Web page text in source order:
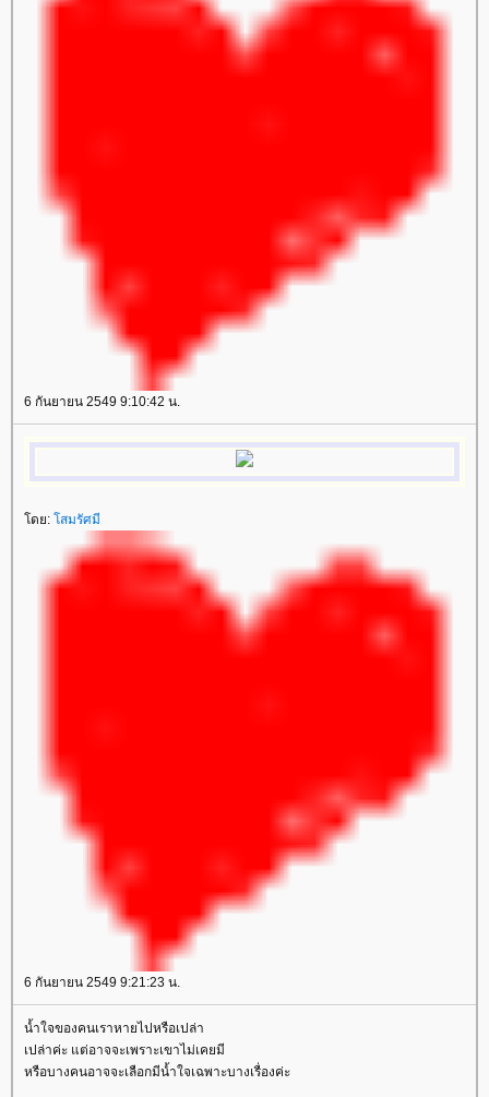
6 กันยายน 2549 9:10:42 น.
ดย: สมรัศมี
6 กันยายน 2549 9:21:23 น.
น้ำใจของคนเราหายไปหรือเปล่า
เปล่าค่ะ แต่อาจจะเพราะเขาไม่เคยมี
หรือบางคนอาจจะเลือกมีน้ำใจเฉพาะบางเรื่องค่ะ